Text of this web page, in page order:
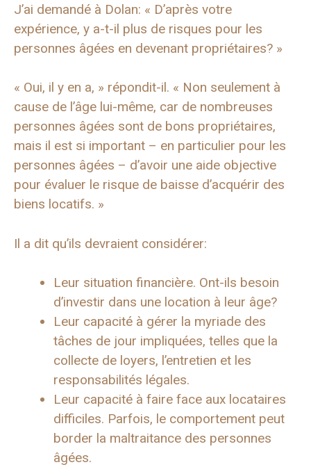
J’ai demandé à Dolan: « D’après votre
expérience, y a-t-il plus de risques pour les
personnes âgées en devenant propriétaires? »
« Oui, il y en a, » répondit-il. « Non seulement à
cause de l’âge lui-même, car de nombreuses
personnes âgées sont de bons propriétaires,
mais il est si important – en particulier pour les
personnes âgées – d’avoir une aide objective
pour évaluer le risque de baisse d’acquérir des
biens locatifs. »
Il a dit qu’ils devraient considérer:
Leur situation financière. Ont-ils besoin
d’investir dans une location à leur âge?
Leur capacité à gérer la myriade des
tâches de jour impliquées, telles que la
collecte de loyers, l’entretien et les
responsabilités légales.
Leur capacité à faire face aux locataires
difficiles. Parfois, le comportement peut
border la maltraitance des personnes
âgées.